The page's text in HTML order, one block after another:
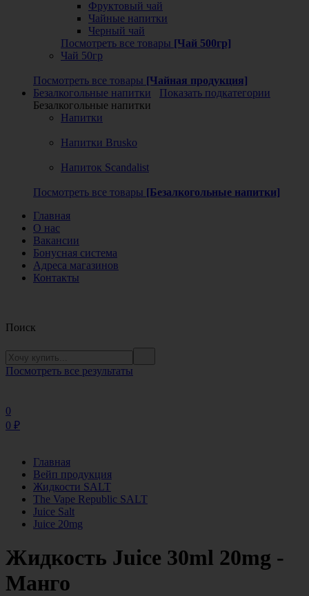
Фруктовый чай
Чайные напитки
Черный чай
Посмотреть все товары [Чай 500гр]
Чай 50гр
Посмотреть все товары [Чайная продукция]
Безалкогольные напитки
Показать подкатегории
Безалкогольные напитки
Напитки
Напитки Brusko
Напиток Scandalist
Посмотреть все товары [Безалкогольные напитки]
Главная
О нас
Вакансии
Бонусная система
Адреса магазинов
Контакты
Поиск
Посмотреть все результаты
0
0 ₽
Главная
Вейп продукция
Жидкости SALT
The Vape Republic SALT
Juice Salt
Juice 20mg
Жидкость Juice 30ml 20mg -
Манго